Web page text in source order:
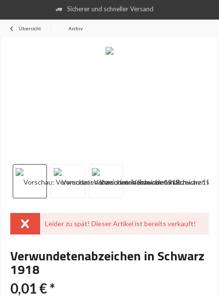
Sicherer und schneller Versand
Übersicht Archiv
Leider zu spät! Dieser Artikel ist bereits verkauft!
Verwundetenabzeichen in Schwarz
1918
0,01 € *